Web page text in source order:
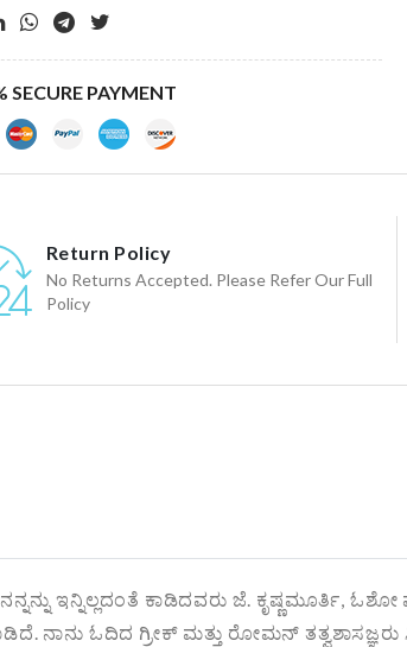
SECURE PAYMENT
Return Policy
No Returns Accepted. Please Refer Our Full
Policy
ಇನ್ನಿಲ್ಲದಂತೆ ಕಾಡಿದವರು ಜೆ. ಕೃಷ್ಣಮೂರ್ತಿ,
ನಾನು ಓದಿದ ಗ್ರೀಕ್ ಮತ್ತು ರೋಮನ್ ತತ್ವಶಾಸಜ್ಞರು